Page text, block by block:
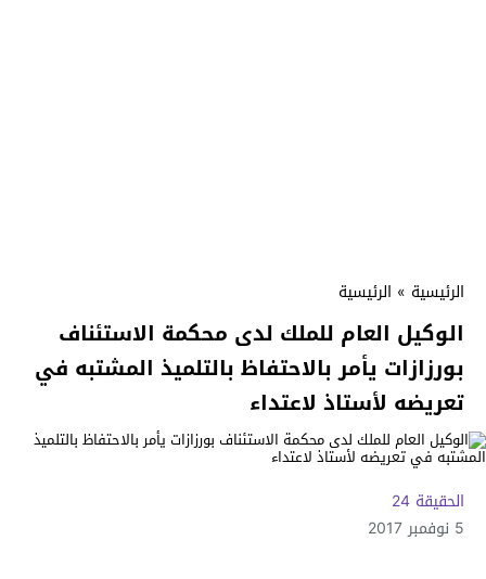
الرئيسية » الرئيسية
الوكيل العام للملك لدى محكمة الاستئناف
بورزازات يأمر بالاحتفاظ بالتلميذ المشتبه في
تعريضه لأستاذ لاعتداء
الحقيقة 24
5 نوفمبر 2017